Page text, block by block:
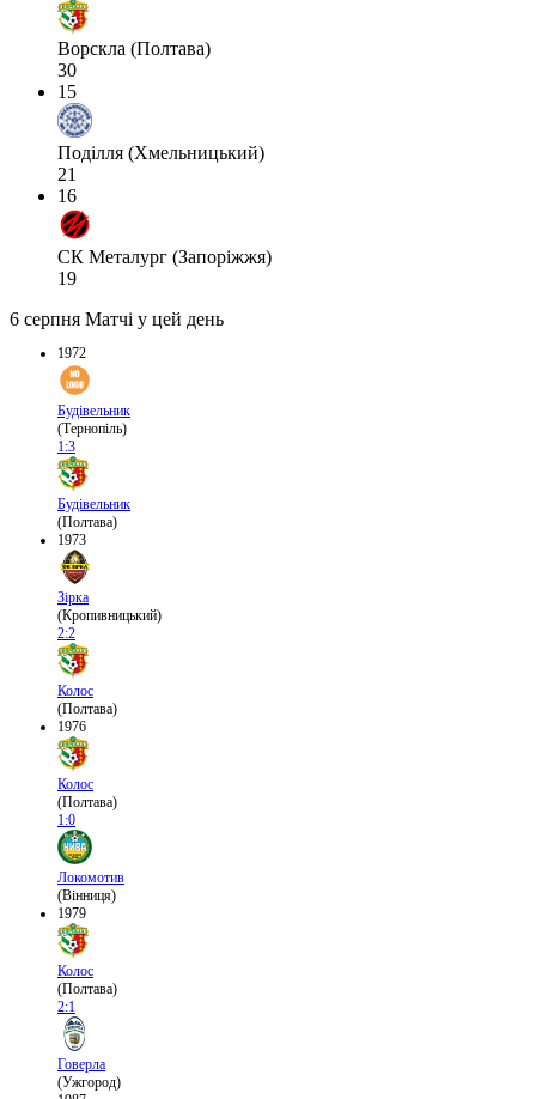
Ворскла (Полтава)
30
15
Поділля (Хмельницький)
21
16
СК Металург (Запоріжжя)
19
6 серпня Матчі у цей день
1972
Будівельник
(Тернопіль)
1:3
Будівельник
(Полтава)
1973
Зірка
(Кропивницький)
2:2
Колос
(Полтава)
1976
Колос
(Полтава)
1:0
Локомотив
(Вінниця)
1979
Колос
(Полтава)
2:1
Говерла
(Ужгород)